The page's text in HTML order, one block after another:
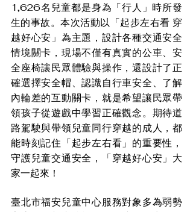
1,626名兒童都是身為「行人」時所發
生的事故。本次活動以「起步左右看 穿
越好心安」為主題，設計各種交通安全
情境關卡，現場不僅有真實的公車、安
全座椅讓民眾體驗與操作，還設計了正
確選擇安全帽、認識自行車安全、了解
內輪差的互動關卡，就是希望讓民眾帶
領孩子從遊戲中學習正確觀念。期待道
路駕駛與帶領兒童同行穿越的成人，都
能時刻記住「起步左右看」的重要性，
守護兒童交通安全，「穿越好心安」大
家一起來！
臺北市福安兒童中心服務對象多為弱勢